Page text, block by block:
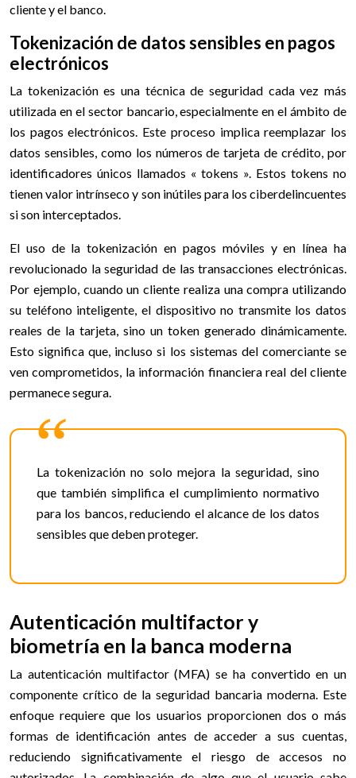
cliente y el banco.
Tokenización de datos sensibles en pagos
electrónicos
La tokenización es una técnica de seguridad cada vez más
utilizada en el sector bancario, especialmente en el ámbito de
los pagos electrónicos. Este proceso implica reemplazar los
datos sensibles, como los números de tarjeta de crédito, por
identificadores únicos llamados « tokens ». Estos tokens no
tienen valor intrínseco y son inútiles para los ciberdelincuentes
si son interceptados.
El uso de la tokenización en pagos móviles y en línea ha
revolucionado la seguridad de las transacciones electrónicas.
Por ejemplo, cuando un cliente realiza una compra utilizando
su teléfono inteligente, el dispositivo no transmite los datos
reales de la tarjeta, sino un token generado dinámicamente.
Esto significa que, incluso si los sistemas del comerciante se
ven comprometidos, la información financiera real del cliente
permanece segura.
La tokenización no solo mejora la seguridad, sino
que también simplifica el cumplimiento normativo
para los bancos, reduciendo el alcance de los datos
sensibles que deben proteger.
Autenticación multifactor y
biometría en la banca moderna
La autenticación multifactor (MFA) se ha convertido en un
componente crítico de la seguridad bancaria moderna. Este
enfoque requiere que los usuarios proporcionen dos o más
formas de identificación antes de acceder a sus cuentas,
reduciendo significativamente el riesgo de accesos no